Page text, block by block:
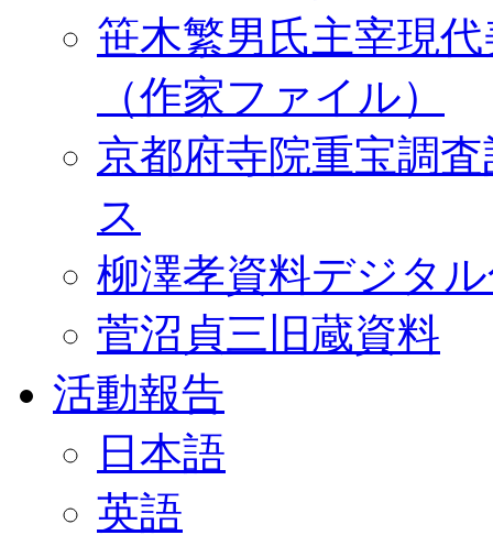
笹木繁男氏主宰現
（作家ファイル）
京都府寺院重宝調
ス
柳澤孝資料デジタ
菅沼貞三旧蔵資料
活動報告
日本語
英語